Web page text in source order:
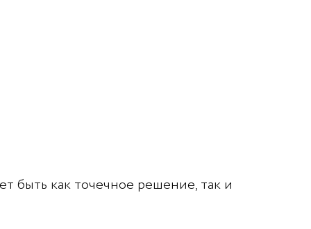
быть как точечное решение, так и